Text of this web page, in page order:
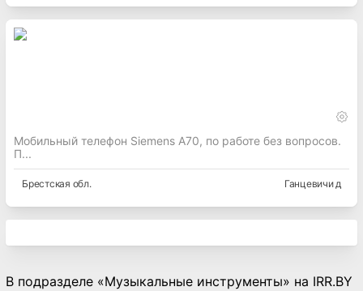
Мобильный телефон Siemens A70, по работе без вопросов.
П...
Брестская обл. Ганцевичи д
В подразделе «Музыкальные инструменты» на IRR.BY